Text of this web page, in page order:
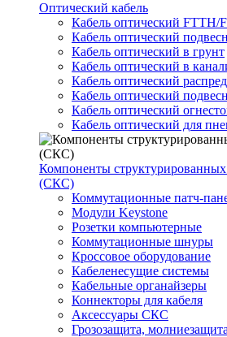
Оптический кабель
Кабель оптический FTTH/
Кабель оптический
Кабель оптический в грунт
Кабель оптический в
Кабель оптический
Кабель оптический
Кабель оптический
Кабель оптический для
Компоненты
(СКС)
Коммутационные патч-
Модули Keystone
Розетки компьютерные
Коммутационные шнуры
Кроссовое оборудование
Кабеленесущие системы
Кабельные органайзеры
Коннекторы для кабеля
Аксессуары СКС
Грозозащита, молниезащита